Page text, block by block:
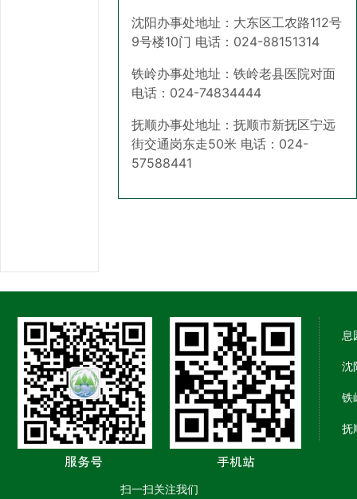
沈阳办事处地址：大东区工农路112号
9号楼10门 电话：024-88151314
铁岭办事处地址：铁岭老县医院对面
电话：024-74834444
抚顺办事处地址：抚顺市新抚区宁远
街交通岗东走50米 电话：024-
57588441
扫一扫关注我们
息
沈
铁
抚